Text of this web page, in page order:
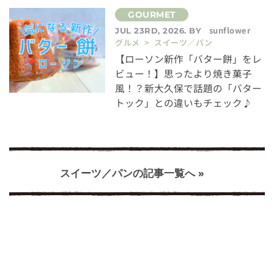
JUL 23RD, 2026. BY
sunflower
グルメ > スイーツ／パン
【ローソン新作「バター餅」をレ
ビュー！】思ったより焼き菓子
風！？新大久保で話題の「バター
トック」との違いもチェック♪
スイーツ／パンの記事一覧へ »